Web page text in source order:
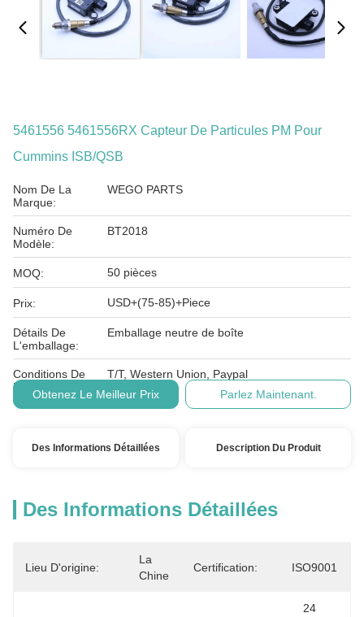
5461556 5461556RX Capteur De Particules PM Pour
Cummins ISB/QSB
Nom De La
Marque:
WEGO PARTS
Numéro De
Modèle:
BT2018
MOQ: 50 pièces
Prix: USD+(75-85)+Piece
Détails De
L'emballage:
Emballage neutre de boîte
Conditions De
Paiement:
T/T, Western Union, Paypal
Obtenez Le Meilleur Prix
Parlez Maintenant.
Des Informations Détaillées Description Du Produit
Des Informations Détaillées
Lieu D'origine:
La
Chine
Certification: ISO9001
24